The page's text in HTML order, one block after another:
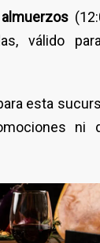
válido
esta
ni